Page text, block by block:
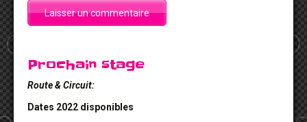
Prochain stage
Route & Circuit:
Dates 2022 disponibles